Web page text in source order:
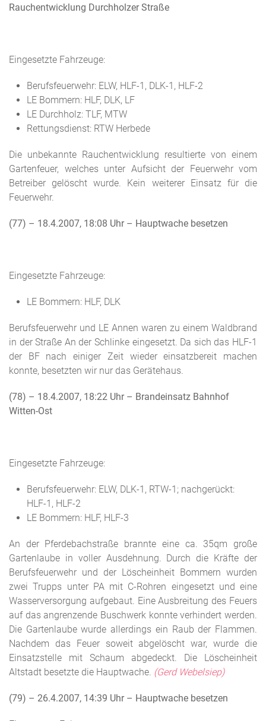
Rauchentwicklung Durchholzer Straße
Eingesetzte Fahrzeuge:
Berufsfeuerwehr: ELW, HLF-1, DLK-1, HLF-2
LE Bommern: HLF, DLK, LF
LE Durchholz: TLF, MTW
Rettungsdienst: RTW Herbede
Die unbekannte Rauchentwicklung resultierte von einem
Gartenfeuer, welches unter Aufsicht der Feuerwehr vom
Betreiber gelöscht wurde. Kein weiterer Einsatz für die
Feuerwehr.
(77) – 18.4.2007, 18:08 Uhr – Hauptwache besetzen
Eingesetzte Fahrzeuge:
LE Bommern: HLF, DLK
Berufsfeuerwehr und LE Annen waren zu einem Waldbrand
in der Straße An der Schlinke eingesetzt. Da sich das HLF-1
der BF nach einiger Zeit wieder einsatzbereit machen
konnte, besetzten wir nur das Gerätehaus.
(78) – 18.4.2007, 18:22 Uhr – Brandeinsatz Bahnhof
Witten-Ost
Eingesetzte Fahrzeuge:
Berufsfeuerwehr: ELW, DLK-1, RTW-1; nachgerückt:
HLF-1, HLF-2
LE Bommern: HLF, HLF-3
An der Pferdebachstraße brannte eine ca. 35qm große
Gartenlaube in voller Ausdehnung. Durch die Kräfte der
Berufsfeuerwehr und der Löscheinheit Bommern wurden
zwei Trupps unter PA mit C-Rohren eingesetzt und eine
Wasserversorgung aufgebaut. Eine Ausbreitung des Feuers
auf das angrenzende Buschwerk konnte verhindert werden.
Die Gartenlaube wurde allerdings ein Raub der Flammen.
Nachdem das Feuer soweit abgelöscht war, wurde die
Einsatzstelle mit Schaum abgedeckt. Die Löscheinheit
Altstadt besetzte die Hauptwache. (Gerd Webelsiep)
(79) – 26.4.2007, 14:39 Uhr – Hauptwache besetzen